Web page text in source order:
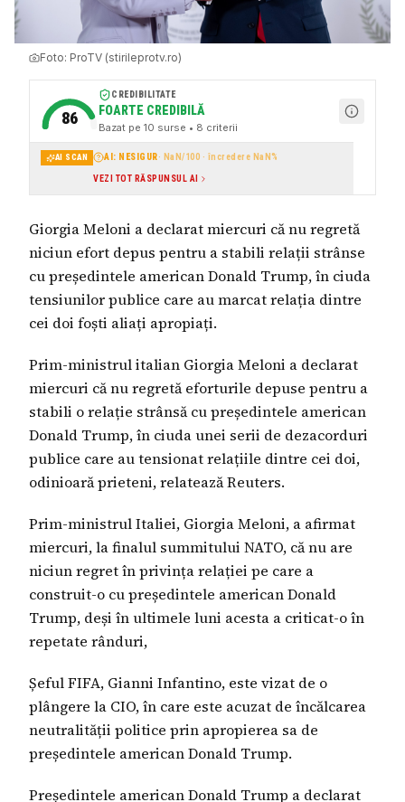
Foto: ProTV (stirileprotv.ro)
86
CREDIBILITATE
FOARTE CREDIBILĂ
Bazat pe 10 surse • 8 criterii
AI SCAN AI: NESIGUR· NaN/100 · încredere NaN%
VEZI TOT RĂSPUNSUL AI
Giorgia Meloni a declarat miercuri că nu regretă
niciun efort depus pentru a stabili relații strânse
cu președintele american Donald Trump, în ciuda
tensiunilor publice care au marcat relația dintre
cei doi foști aliați apropiați.
Prim-ministrul italian Giorgia Meloni a declarat
miercuri că nu regretă eforturile depuse pentru a
stabili o relație strânsă cu președintele american
Donald Trump, în ciuda unei serii de dezacorduri
publice care au tensionat relațiile dintre cei doi,
odinioară prieteni, relatează Reuters.
Prim-ministrul Italiei, Giorgia Meloni, a afirmat
miercuri, la finalul summitului NATO, că nu are
niciun regret în privința relației pe care a
construit-o cu președintele american Donald
Trump, deși în ultimele luni acesta a criticat-o în
repetate rânduri,
Șeful FIFA, Gianni Infantino, este vizat de o
plângere la CIO, în care este acuzat de încălcarea
neutralității politice prin apropierea sa de
președintele american Donald Trump.
Președintele american Donald Trump a declarat